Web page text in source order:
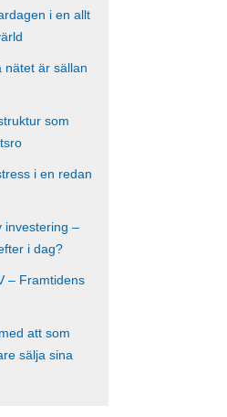
i en allt
nätet är sällan
som
i en redan
investering –
i dag?
– Framtidens
att som
sälja sina